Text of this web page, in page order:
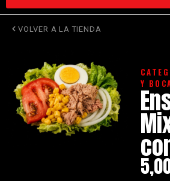
VOLVER A LA TIENDA
Y